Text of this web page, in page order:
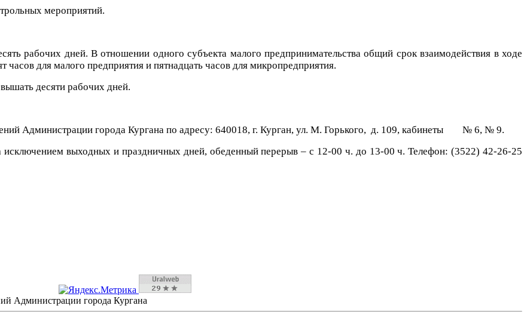
мероприятий.
рабочих дней. В отношении одного субъекта малого предпринимательства общий срок взаимодействия в ходе
для малого предприятия и пятнадцать часов для микропредприятия.
десяти рабочих дней.
Администрации города Кургана по адресу: 640018, г. Курган, ул. М. Горького, д. 109, кабинеты № 6, № 9.
выходных и праздничных дней, обеденный перерыв – с 12-00 ч. до 13-00 ч. Телефон: (3522) 42-26-25
Администрации города Кургана